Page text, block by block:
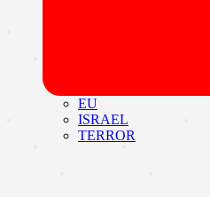
EU
ISRAEL
TERROR